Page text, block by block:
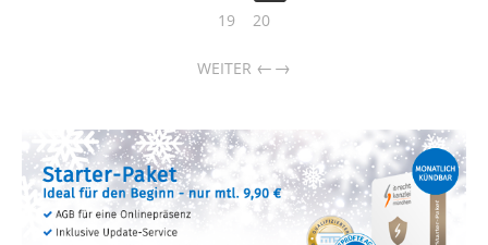
19
20
WEITER →